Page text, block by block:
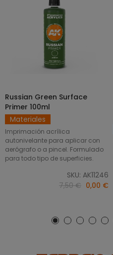
AÑADIR AL CARRITO
Russian Green Surface
Primer 100ml
Materiales
Imprimación acrílica
autonivelante para aplicar con
aerógrafo o a pincel. Formulado
para todo tipo de superficies.
SKU: AK11246
7,50 € 0,00 €